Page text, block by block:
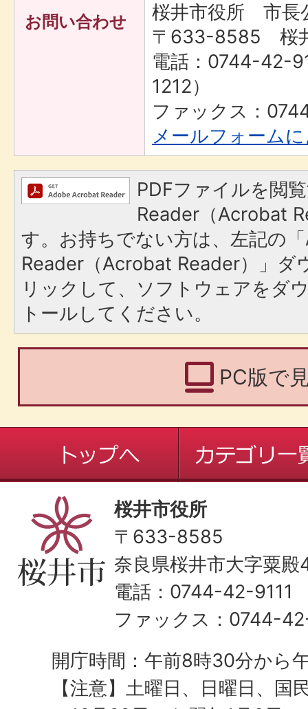
お問い合わせ
桜井市役所 市
〒633-8585 桜
電話：0744-42-
1212）
ファックス：
メールフォーム
PDFファイルを閲
Reader（Acrobat
す。お持ちでない方は、左記の
Reader（Acrobat Reader）」ダ
リックして、ソフトウェアをダ
トールしてください。
PC版で
桜井市役所
〒633-8585
奈良県桜井市大字粟
電話：0744-42-9111
ファックス：0744-
開庁時間：午前8時30分から
【注意】土曜日、日曜日、国